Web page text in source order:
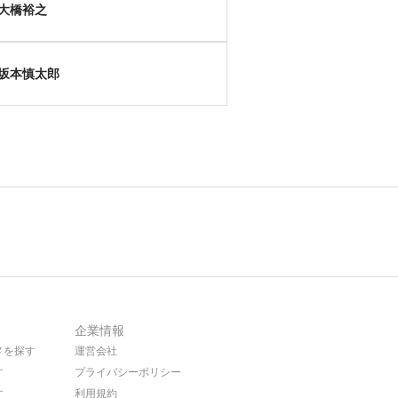
橋裕之
本慎太郎
を探す
企業情報
運営会社
プライバシーポリシー
利用規約